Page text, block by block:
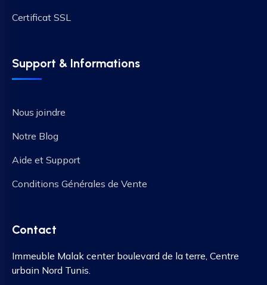
Certificat SSL
Support & Informations
Nous joindre
Notre Blog
Aide et Support
Conditions Générales de Vente
Contact
Immeuble Malak center boulevard de la terre, Centre
urbain Nord Tunis.